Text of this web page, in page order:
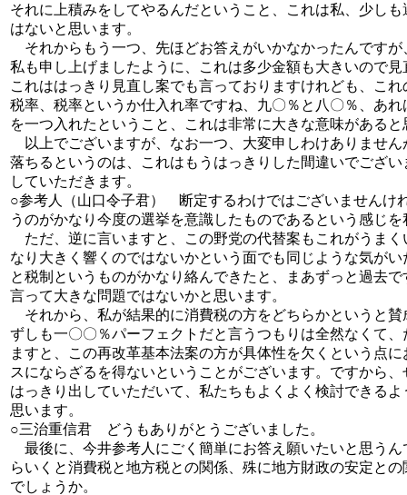
それに上積みをしてやるんだということ、これは私、少し
はないと思います。
それからもう一つ、先ほどお答えがいかなかったんです
私も申し上げましたように、これは多少金額も大きいので
これははっきり見直し案でも言っておりますけれども、こ
税率、税率というか仕入れ率ですね、九〇％と八〇％、あ
を一つ入れたということ、これは非常に大きな意味があると
以上でございますが、なお一つ、大変申しわけありませ
落ちるというのは、これはもうはっきりした間違いでござ
していただきます。
○参考人（山口令子君） 断定するわけではございませんけ
うのがかなり今度の選挙を意識したものであるという感じ
ただ、逆に言いますと、この野党の代替案もこれがうま
なり大きく響くのではないかという面でも同じような気が
と税制というものがかなり絡んできたと、まあずっと過去
言って大きな問題ではないかと思います。
それから、私が結果的に消費税の方をどちらかというと
ずしも一〇〇％パーフェクトだと言うつもりは全然なくて
ますと、この再改革基本法案の方が具体性を欠くという点
スにならざるを得ないということがございます。ですから
はっきり出していただいて、私たちもよくよく検討できる
思います。
○三治重信君 どうもありがとうございました。
最後に、今井参考人にごく簡単にお答え願いたいと思う
らいくと消費税と地方税との関係、殊に地方財政の安定と
でしょうか。